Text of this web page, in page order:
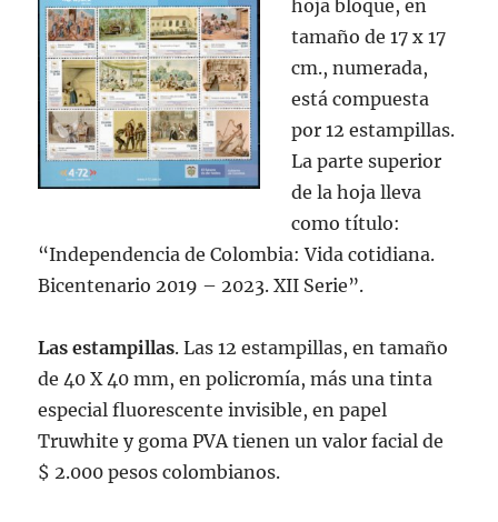
hoja bloque, en
tamaño de 17 x 17
cm., numerada,
está compuesta
por 12 estampillas.
La parte superior
de la hoja lleva
como título:
“Independencia de Colombia: Vida cotidiana.
Bicentenario 2019 – 2023. XII Serie”.
Las estampillas. Las 12 estampillas, en tamaño
de 40 X 40 mm, en policromía, más una tinta
especial fluorescente invisible, en papel
Truwhite y goma PVA tienen un valor facial de
$ 2.000 pesos colombianos.